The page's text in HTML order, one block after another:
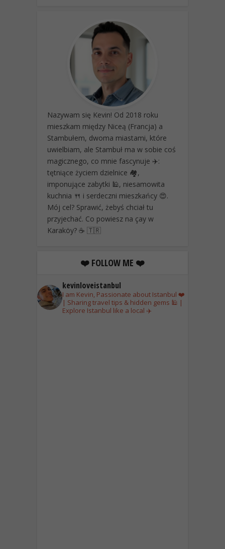
Nazywam się Kevin! Od 2018 roku
mieszkam między Niceą (Francja) a
Stambułem, dwoma miastami, które
uwielbiam, ale Stambuł ma w sobie coś
magicznego, co mnie fascynuje ✈️:
tętniące życiem dzielnice 🏘️,
imponujące zabytki 🕌, niesamowita
kuchnia 🍴 i serdeczni mieszkańcy 😍.
Mój cel? Sprawić, żebyś chciał tu
przyjechać. Co powiesz na çay w
Karaköy? ☕ 🇹🇷
❤️ FOLLOW ME ❤️
kevinloveistanbul
I am Kevin, Passionate about Istanbul ❤️
| Sharing travel tips & hidden gems 🕌 |
Explore Istanbul like a local ✈️